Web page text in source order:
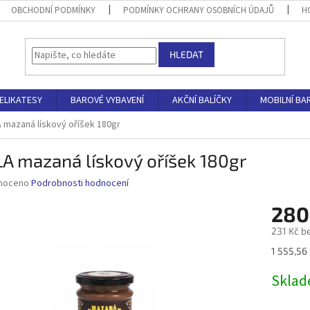
OBCHODNÍ PODMÍNKY PODMÍNKY OCHRANY OSOBNÍCH ÚDAJŮ
HLEDAT
BAROVÉ VYBAVENÍ AKČNÍ BALÍČKY MOBILNÍ
mazaná lískový oříšek 180gr
mazaná lískový oříšek 180gr
Podrobnosti hodnocení
231 Kč
Měrná
1 555,56